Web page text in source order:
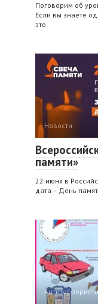
Поговорим об
Если вы знаете
это
Новости
памяти»
22 июня в
дата – День